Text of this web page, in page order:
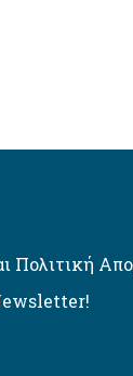
Πολιτική